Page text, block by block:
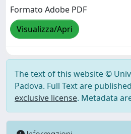
Formato Adobe PDF
Visualizza/Apri
The text of this website ©
Padova. Full Text are
exclusive license. Metadata